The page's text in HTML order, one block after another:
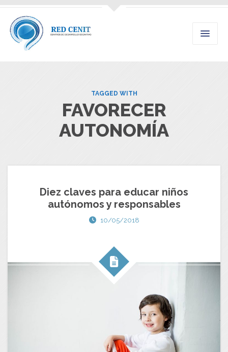
TAGGED WITH
FAVORECER
AUTONOMÍA
Diez claves para educar niños
autónomos y responsables
10/05/2018